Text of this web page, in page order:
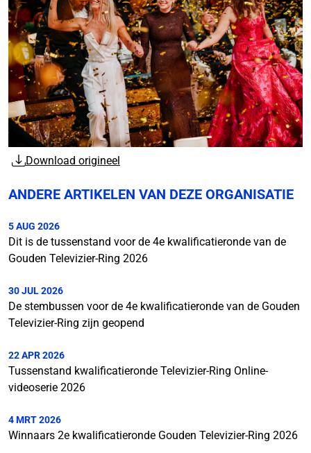
Download origineel
ANDERE ARTIKELEN VAN DEZE ORGANISATIE
5 AUG 2026
Dit is de tussenstand voor de 4e kwalificatieronde van de
Gouden Televizier-Ring 2026
30 JUL 2026
De stembussen voor de 4e kwalificatieronde van de Gouden
Televizier-Ring zijn geopend
22 APR 2026
Tussenstand kwalificatieronde Televizier-Ring Online-
videoserie 2026
4 MRT 2026
Winnaars 2e kwalificatieronde Gouden Televizier-Ring 2026